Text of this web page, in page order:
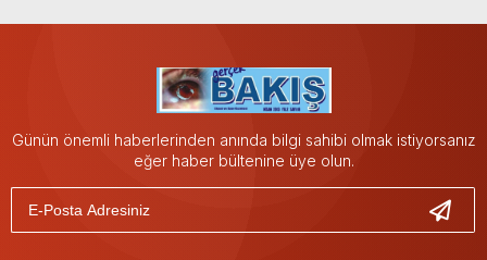
Günün önemli haberlerinden anında bilgi sahibi olmak istiyorsanız
eğer haber bültenine üye olun.